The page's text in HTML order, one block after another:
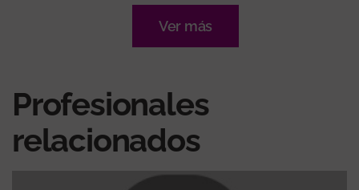
Ver más
Profesionales
relacionados